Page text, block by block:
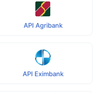
API Agribank
API Eximbank